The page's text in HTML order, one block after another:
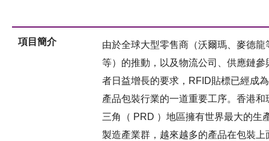
會籍
項目簡介
由於全球大型零售商（沃爾瑪、麥德龍
等）的推動，以及物流公司、供應鏈參
者日益增長的要求，RFID貼標已經成為
產品包裝行業的一道重要工序。香港和
三角（ PRD ）地區擁有世界最大的生
製造產業群，越來越多的產品在包裝上